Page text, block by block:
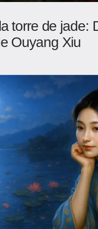
torre de jade:
Ouyang Xiu